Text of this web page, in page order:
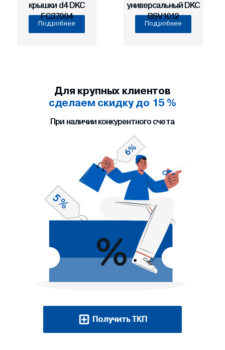
крышки d4 DKC
FC37004
Подробнее
универсальный DKC
BSV1012
Подробнее
Для крупных клиентов
сделаем скидку до 15 %
При наличии конкурентного счета
Получить ТКП